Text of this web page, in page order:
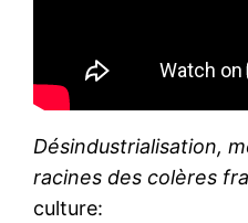
Désindustrialisation,
racines des colères
culture: